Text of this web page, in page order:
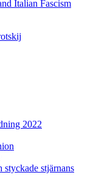
Italian Fascism
2022
styckade stjärnans